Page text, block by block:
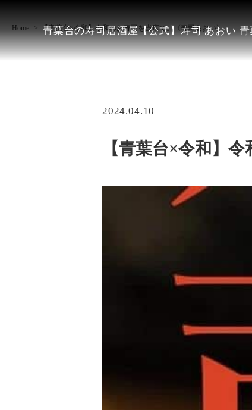
青葉台の寿司居酒屋【公式】寿司 あおい
Home 【青葉台×令和】令和のお寿司を当店で。《寿司あおい》
2024.04.10
【青葉台×令和】